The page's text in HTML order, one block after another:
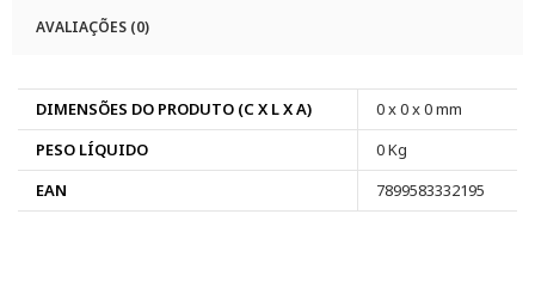
AVALIAÇÕES (0)
DIMENSÕES DO PRODUTO (C X L X A)
0 x 0 x 0 mm
PESO LÍQUIDO
0 Kg
EAN
7899583332195